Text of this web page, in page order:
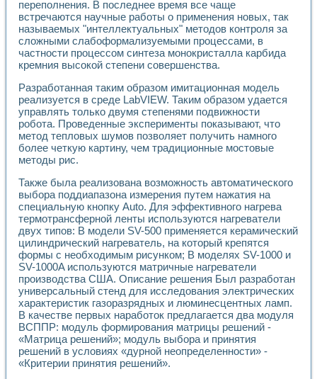
Применение LabVIEW для исследования течения в
Создание виртуальной работы «Изучение магнитных
Обратный маятник
Устройство для изучения основ интерфейсов обмена по
Лабораторный практикум: изучение адиабатического
Система статистической обработки результатов
Автоматизация лазерно-плазменных измерений с
Модельно-измерительный комплекс. Назначение. Состав.
Использование технологий NATIONAL INSTRUMENTS
Учебный практикум "Спектральный и корреляционный
Учебный стенд для исследования принципа действия
Виртуальный лабораторный практикум для изучения
Управление роботом ТУР-10 средствами LabVIEW
Аппаратно-программный комплекс для исследования
Автоматизированный дистанционный лабораторный
Исследование возможности реставрации одномерных
Использование технологий NATIONAL INSTRUMENTS в
Разработка модификаций алгоритма полигармонической
Учебный стенд для исследования принципа действия
Виртуальная система поддержки принимаемых решений в
Преемственность дисциплин «Моделирование систем» и
Универсальный стенд для исследования электрических
Лабораторные практикумы по информационно-
Виртуальный измеритель частотных характеристик на
Лабораторный практикум по основам теории Коммутации
Разработка виртуальной лабораторной работы
переполнения. В последнее время все чаще
встречаются научные работы о применения новых, так
называемых "интеллектуальных" методов контроля за
сложными слабоформализуемыми процессами, в
частности процессом синтеза монокристалла карбида
кремния высокой степени совершенства.
Разработанная таким образом имитационная модель
реализуется в среде LabVIEW. Таким образом удается
управлять только двумя степенями подвижности
робота. Проведенные эксперименты показывают, что
метод тепловых шумов позволяет получить намного
более четкую картину, чем традиционные мостовые
методы рис.
Также была реализована возможность автоматического
выбора поддиапазона измерения путем нажатия на
специальную кнопку Auto. Для эффективного нагрева
термотрансферной ленты используются нагреватели
двух типов: В модели SV-500 применяется керамический
цилиндрический нагреватель, на который крепятся
формы с необходимым рисунком; В моделях SV-1000 и
SV-1000A используются матричные нагреватели
производства США. Описание решения Был разработан
универсальный стенд для исследования электрических
характеристик газоразрядных и люминесцентных ламп.
В качестве первых наработок предлагается два модуля
ВСППР: модуль формирования матрицы решений -
«Матрица решений»; модуль выбора и принятия
решений в условиях «дурной неопределенности» -
«Критерии принятия решений».